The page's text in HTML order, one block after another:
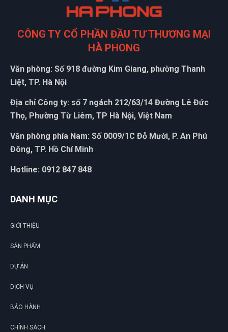
CÔNG TY CỔ PHẦN ĐẦU TƯ THƯƠNG MẠI
HÀ PHONG
Văn phòng: Số 918 đường Kim Giang, phường Thanh
Liệt, TP. Hà Nội
Địa chỉ Công ty: số 7 ngách 212/63/14 Đường Lê Đức
Thọ, Phường Từ Liêm, TP Hà Nội, Việt Nam
Văn phòng phía Nam: Số 0009/1C Đỗ Mười, P. An Phú
Đông, TP. Hồ Chí Minh
Hotline: 0912 847 848
DANH MỤC
GIỚI THIỆU
SẢN PHẨM
DỰ ÁN
DỊCH VỤ
BẢO HÀNH
CHÍNH SÁCH